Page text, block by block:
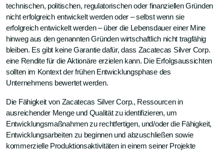
technischen, politischen, regulatorischen oder finanziellen Gründen
nicht erfolgreich entwickelt werden oder – selbst wenn sie
erfolgreich entwickelt werden – über die Lebensdauer einer Mine
hinweg aus den genannten Gründen wirtschaftlich nicht tragfähig
bleiben. Es gibt keine Garantie dafür, dass Zacatecas Silver Corp.
eine Rendite für die Aktionäre erzielen kann. Die Erfolgsaussichten
sollten im Kontext der frühen Entwicklungsphase des
Unternehmens bewertet werden.
Die Fähigkeit von Zacatecas Silver Corp., Ressourcen in
ausreichender Menge und Qualität zu identifizieren, um
Entwicklungsmaßnahmen zu rechtfertigen, und/oder die Fähigkeit,
Entwicklungsarbeiten zu beginnen und abzuschließen sowie
kommerzielle Produktionsaktivitäten in einem seiner Projekte